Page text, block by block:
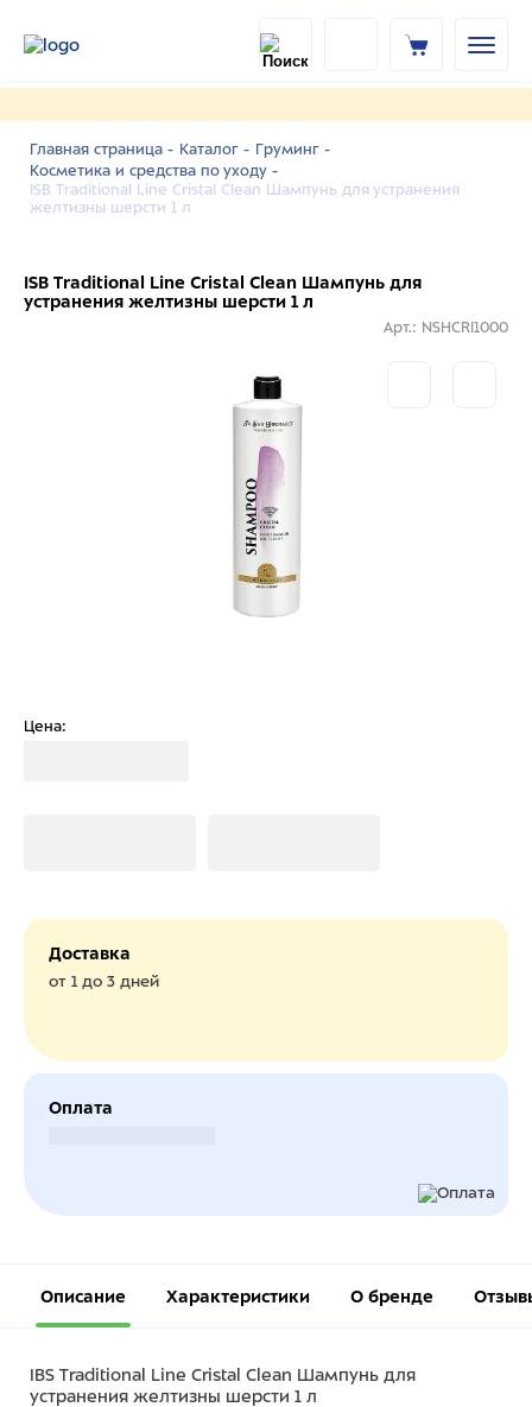
Главная страница - Каталог - Груминг -
Косметика и средства по уходу -
ISB Traditional Line Cristal Clean Шампунь для устранения
желтизны шерсти 1 л
ISB Traditional Line Cristal Clean Шампунь для
устранения желтизны шерсти 1 л
Арт.: NSHCRI1000
Цена:
Доставка
от 1 до 3 дней
Оплата
Описание Характеристики О бренде
IBS Traditional Line Cristal Clean Шампунь для
устранения желтизны шерсти 1 л